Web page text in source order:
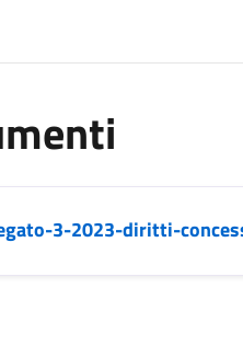
3-2023-diritti-